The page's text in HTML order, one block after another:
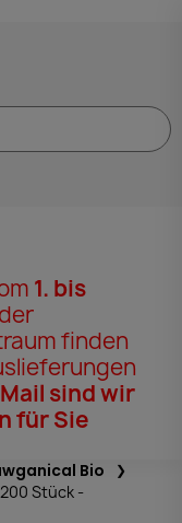
1. bis
finden
sind wir
für Sie
Bio
Stück -